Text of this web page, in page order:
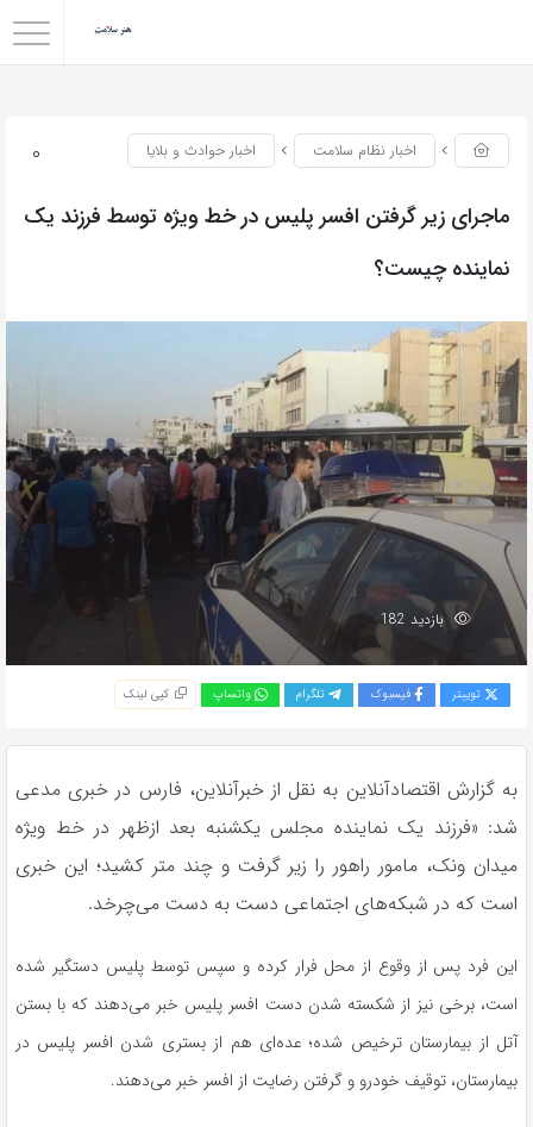
0 اخبار نظام سلامت اخبار حوادث و بلایا
ماجرای زیر گرفتن افسر پلیس در خط ویژه توسط فرزند یک
نماینده چیست؟
بازدید 182
توییتر فیسبوک تلگرام واتساپ کپی لینک
به گزارش اقتصادآنلاین به نقل از خبرآنلاین، فارس در خبری مدعی
شد: «فرزند یک نماینده مجلس یکشنبه بعد ازظهر در خط ویژه
میدان ونک، مامور راهور را زیر گرفت و چند متر کشید؛ این خبری
است که در شبکه‌های اجتماعی دست به دست می‌چرخد.
این فرد پس از وقوع از محل فرار کرده و سپس توسط پلیس دستگیر شده
است، برخی نیز از شکسته شدن دست افسر پلیس خبر می‌دهند که با بستن
آتل از بیمارستان ترخیص شده؛ عده‌ای هم از بستری شدن افسر پلیس در
بیمارستان، توقیف خودرو و گرفتن رضایت از افسر خبر می‌دهند.